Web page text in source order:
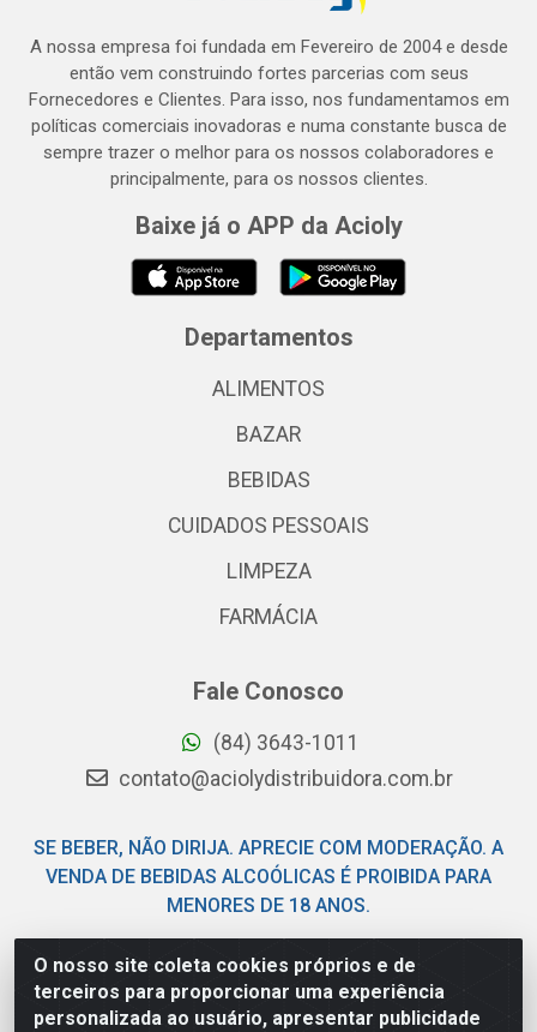
O nosso site coleta cookies próprios e de
terceiros para proporcionar uma experiência
personalizada ao usuário, apresentar publicidade
A nossa empresa foi fundada em Fevereiro de 2004 e desde
então vem construindo fortes parcerias com seus
Fornecedores e Clientes. Para isso, nos fundamentamos em
políticas comerciais inovadoras e numa constante busca de
sempre trazer o melhor para os nossos colaboradores e
principalmente, para os nossos clientes.
Baixe já o APP da Acioly
Departamentos
ALIMENTOS
BAZAR
BEBIDAS
CUIDADOS PESSOAIS
LIMPEZA
FARMÁCIA
Fale Conosco
(84) 3643-1011
contato@aciolydistribuidora.com.br
SE BEBER, NÃO DIRIJA. APRECIE COM MODERAÇÃO. A
VENDA DE BEBIDAS ALCOÓLICAS É PROIBIDA PARA
MENORES DE 18 ANOS.
Acioly Distribuidora - Av Piloto Pereira Tim - Parque de
Exposições - Parnamirim/RN - CEP 59146-480 - CNPJ